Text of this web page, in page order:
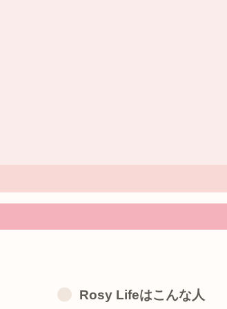
Rosy Lifeはこんな人